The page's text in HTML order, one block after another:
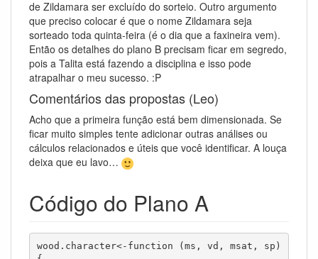
de Zildamara ser excluído do sorteio. Outro argumento
que preciso colocar é que o nome Zildamara seja
sorteado toda quinta-feira (é o dia que a faxineira vem).
Então os detalhes do plano B precisam ficar em segredo,
pois a Talita está fazendo a disciplina e isso pode
atrapalhar o meu sucesso. :P
Comentários das propostas (Leo)
Acho que a primeira função está bem dimensionada. Se
ficar muito simples tente adicionar outras análises ou
cálculos relacionados e úteis que você identificar. A louça
deixa que eu lavo…
Código do Plano A
wood.character<-function (ms, vd, msat, sp)